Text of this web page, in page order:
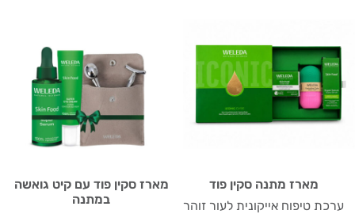
מארז מתנה סקין פוד
ערכת טיפוח אייקונית לעור זוהר
מארז סקין פוד עם קיט גואשה
במתנה